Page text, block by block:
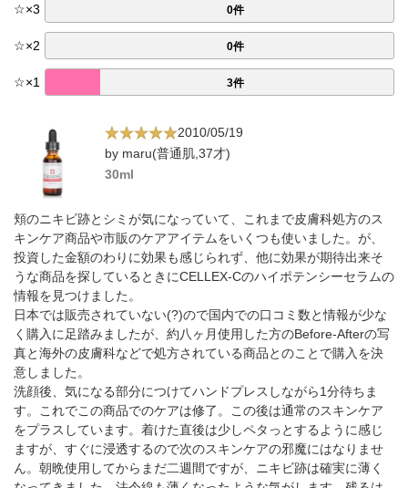
☆×3 0件
☆×2 0件
☆×1 3件
2010/05/19
by maru(普通肌,37才)
30ml
頬のニキビ跡とシミが気になっていて、これまで皮膚科処方のス
キンケア商品や市販のケアアイテムをいくつも使いました。が、
投資した金額のわりに効果も感じられず、他に効果が期待出来そ
うな商品を探しているときにCELLEX-Cのハイポテンシーセラムの
情報を見つけました。
日本では販売されていない(?)ので国内での口コミ数と情報が少な
く購入に足踏みましたが、約八ヶ月使用した方のBefore-Afterの写
真と海外の皮膚科などで処方されている商品とのことで購入を決
意しました。
洗顔後、気になる部分につけてハンドプレスしながら1分待ちま
す。これでこの商品でのケアは修了。この後は通常のスキンケア
をプラスしています。着けた直後は少しペタっとするように感じ
ますが、すぐに浸透するので次のスキンケアの邪魔にはなりませ
ん。朝晩使用してからまだ二週間ですが、ニキビ跡は確実に薄く